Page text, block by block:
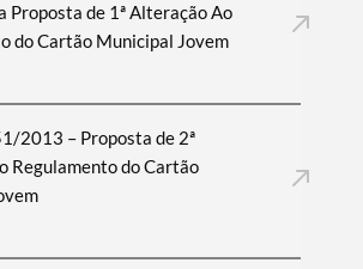
Proposta de 1ª Alteração Ao
do Cartão Municipal Jovem
2013 – Proposta de 2ª
Regulamento do Cartão